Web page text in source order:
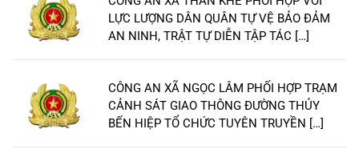
LỰC LƯỢNG DÂN QUÂN TỰ VỆ BẢO ĐẢM
AN NINH, TRẬT TỰ DIỄN TẬP TÁC […]
CÔNG AN XÃ NGỌC LÂM PHỐI HỢP TRẠM
CẢNH SÁT GIAO THÔNG ĐƯỜNG THỦY
BẾN HIỆP TỔ CHỨC TUYÊN TRUYỀN […]